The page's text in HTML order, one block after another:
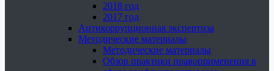
2018 год
2017 год
Антикоррупционная экспертиза
Методические материалы
Методические материалы
Обзор практики правоприменения в